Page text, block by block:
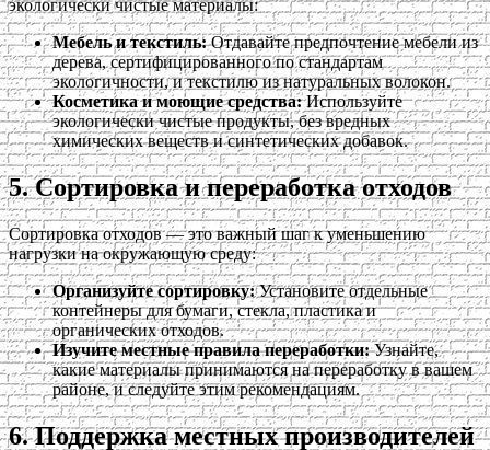
экологически чистые материалы:
Мебель и текстиль:Отдавайте предпочтение мебели из
дерева, сертифицированного по стандартам
экологичности, и текстилю из натуральных волокон.
Косметика и моющие средства:Используйте
экологически чистые продукты, без вредных
химических веществ и синтетических добавок.
5. Сортировка и переработка отходов
Сортировка отходов — это важный шаг к уменьшению
нагрузки на окружающую среду:
Организуйте сортировку:Установите отдельные
контейнеры для бумаги, стекла, пластика и
органических отходов.
Изучите местные правила переработки:Узнайте,
какие материалы принимаются на переработку в вашем
районе, и следуйте этим рекомендациям.
6. Поддержка местных производителей